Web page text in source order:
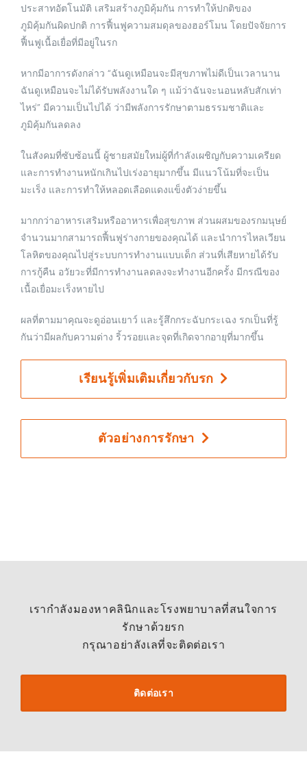
ประสาทอัตโนมัติ เสริมสร้างภูมิคุ้มกัน การทำให้ปกติของ
ภูมิคุ้มกันผิดปกติ การฟื้นฟูความสมดุลของฮอร์โมน โดยปัจจัยการ
ฟื้นฟูเนื้อเยื่อที่มีอยู่ในรก
หากมีอาการดังกล่าว “ฉันดูเหมือนจะมีสุขภาพไม่ดีเป็นเวลานาน
ฉันดูเหมือนจะไม่ได้รับพลังงานใด ๆ แม้ว่าฉันจะนอนหลับสักเท่า
ไหร่” มีความเป็นไปได้ ว่ามีพลังการรักษาตามธรรมชาติและ
ภูมิคุ้มกันลดลง
ในสังคมที่ซับซ้อนนี้ ผู้ชายสมัยใหม่ผู้ที่กำลังเผชิญกับความเครียด
และการทำงานหนักเกินไปเร่งอายุมากขึ้น มีแนวโน้มที่จะเป็น
มะเร็ง และการทำให้หลอดเลือดแดงแข็งตัวง่ายขึ้น
มากกว่าอาหารเสริมหรืออาหารเพื่อสุขภาพ ส่วนผสมของรกมนุษย์
จำนวนมากสามารถฟื้นฟูร่างกายของคุณได้ และนำการไหลเวียน
โลหิตของคุณไปสู่ระบบการทำงานแบบเด็ก ส่วนที่เสียหายได้รับ
การกู้คืน อวัยวะที่มีการทำงานลดลงจะทำงานอีกครั้ง มีกรณีของ
เนื้อเยื่อมะเร็งหายไป
ผลที่ตามมาคุณจะดูอ่อนเยาว์ และรู้สึกกระฉับกระเฉง รกเป็นที่รู้
กันว่ามีผลกับความด่าง ริ้วรอยและจุดที่เกิดจากอายุที่มากขึ้น
เรียนรู้เพิ่มเติมเกี่ยวกับรก
ตัวอย่างการรักษา
เรากำลังมองหาคลินิกและโรงพยาบาลที่สนใจการ
รักษาด้วยรก
กรุณาอย่าลังเลที่จะติดต่อเรา
ติดต่อเรา